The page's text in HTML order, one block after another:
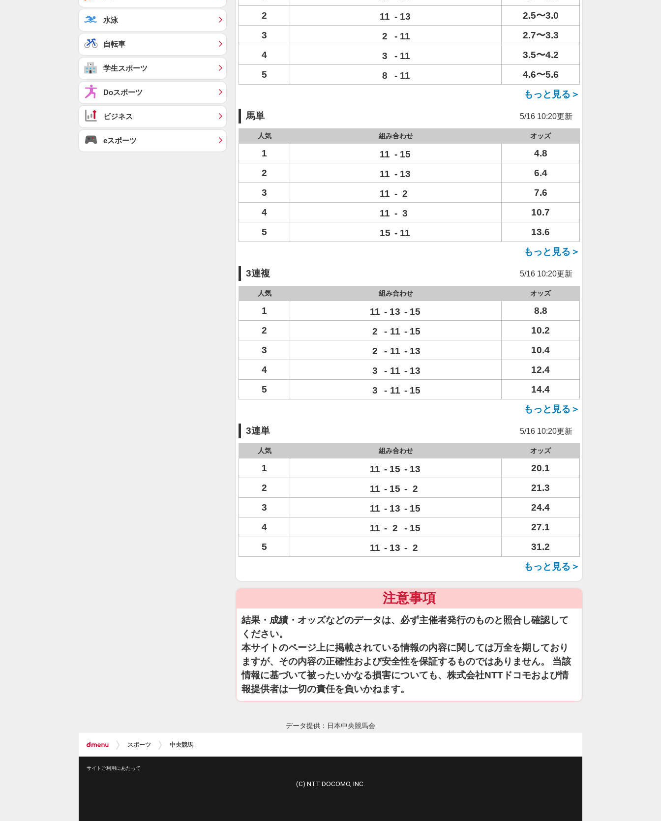
2
11 - 13
2.5〜3.0
3
2 - 11
2.7〜3.3
4
3 - 11
3.5〜4.2
5
8 - 11
4.6〜5.6
もっと見る＞
馬単 5/16 10:20更新
人気 組み合わせ オッズ
1 11 - 15
4.8
2
11 - 13
6.4
3
11 - 2
7.6
4
11 - 3
10.7
5
15 - 11
13.6
もっと見る＞
3連複 5/16 10:20更新
人気 組み合わせ オッズ
1 11 - 13 - 15
8.8
2
2 - 11 - 15
10.2
3
2 - 11 - 13
10.4
4
3 - 11 - 13
12.4
5
3 - 11 - 15
14.4
もっと見る＞
3連単 5/16 10:20更新
人気 組み合わせ オッズ
1 11 - 15 - 13
20.1
2
11 - 15 - 2
21.3
3
11 - 13 - 15
24.4
4
11 - 2 - 15
27.1
5
11 - 13 - 2
31.2
もっと見る＞
注意事項
結果・成績・オッズなどのデータは、必ず主催者発行のものと照合し確認して
ください。
本サイトのページ上に掲載されている情報の内容に関しては万全を期しており
ますが、その内容の正確性および安全性を保証するものではありません。 当該
情報に基づいて被ったいかなる損害についても、株式会社NTTドコモおよび情
報提供者は一切の責任を負いかねます。
水泳
自転車
学生スポーツ
Doスポーツ
ビジネス
eスポーツ
データ提供：日本中央競馬会
スポーツ 中央競馬
サイトご利用にあたって
(C) NTT DOCOMO, INC.